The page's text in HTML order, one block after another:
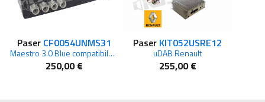
Paser CF0054UNMS31
Maestro 3.0 Blue compatibile iPod iPhone iPad
250,00 €
Paser KIT052USRE12
uDAB Renault
255,00 €